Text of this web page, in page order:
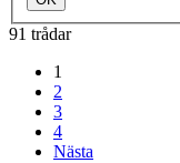
91 trådar
1
2
3
4
Nästa